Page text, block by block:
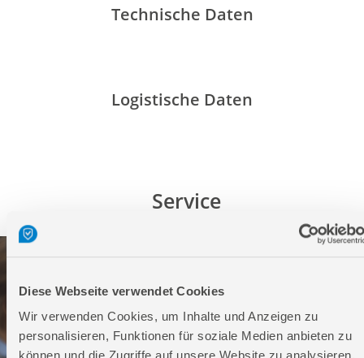
Diese Webseite verwendet Cookies
Wir verwenden Cookies, um Inhalte und Anzeigen zu
personalisieren, Funktionen für soziale Medien anbieten zu
Technische Daten
Logistische Daten
Service